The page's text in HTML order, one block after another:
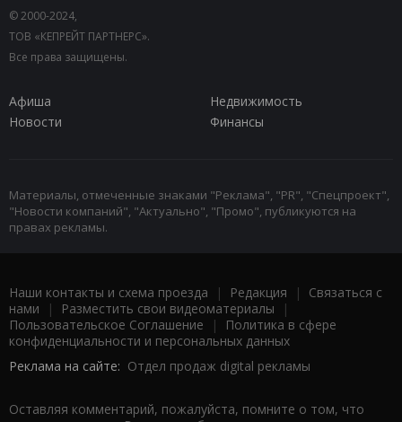
© 2000-2024,
ТОВ «КЕПРЕЙТ ПАРТНЕРС».
Все права защищены.
Афиша
Недвижимость
Новости
Финансы
Материалы, отмеченные знаками "Реклама", "PR", "Спецпроект",
"Новости компаний", "Актуально", "Промо", публикуются на
правах рекламы.
Наши контакты и схема проезда | Редакция | Связаться с
нами | Разместить свои видеоматериалы |
Пользовательское Соглашение |
Политика в сфере
конфиденциальности и персональных данных
Реклама на сайте: Отдел продаж digital рекламы
Оставляя комментарий, пожалуйста, помните о том, что